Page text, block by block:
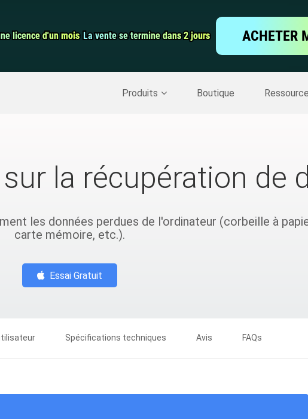
licence d'un mois
licence d'un mois La vente se termine dans 2 jours
La vente se termine dans 2 jours ACHETER
Produits Boutique Ressource
Enregistreur d'écran
Récupérer les données supprimées Sauvegarde IPhone>>
la récupération de
les données perdues de l'ordinateur (corbeille à
carte mémoire, etc.).
Essai Gratuit
Spécifications techniques Avis FAQs